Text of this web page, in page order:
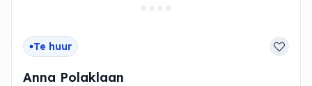
Te huur
Anna Polaklaan